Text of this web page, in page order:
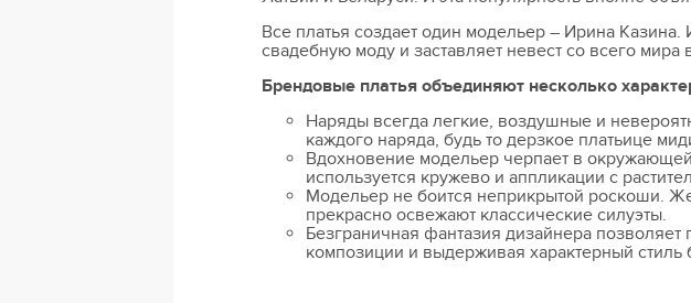
Все платья создает один модельер – Ирина
свадебную моду и заставляет невест со всего
Брендовые платья объединяют несколько
Наряды всегда легкие, воздушные и
каждого наряда, будь то дерзкое платьице
Вдохновение модельер черпает в
используется кружево и аппликации с
Модельер не боится неприкрытой роскоши.
прекрасно освежают классические силуэты.
Безграничная фантазия дизайнера
композиции и выдерживая характерный стиль